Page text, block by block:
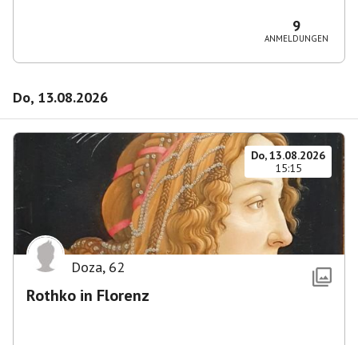
9
ANMELDUNGEN
Do, 13.08.2026
Do, 13.08.2026
15:15
Doza, 62
Rothko in Florenz